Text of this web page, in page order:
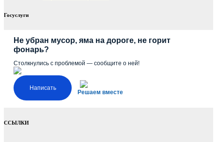
Госуслуги
Не убран мусор, яма на дороге, не горит
фонарь?
Столкнулись с проблемой — сообщите о ней!
Написать
Решаем вместе
ССЫЛКИ